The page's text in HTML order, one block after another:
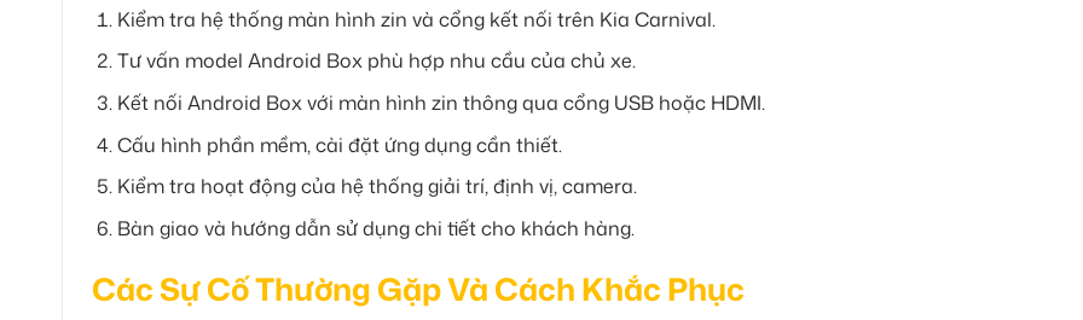
Kiểm tra hệ thống màn hình zin và cổng kết nối trên Kia Carnival.
Tư vấn model Android Box phù hợp nhu cầu của chủ xe.
Kết nối Android Box với màn hình zin thông qua cổng USB hoặc HDMI.
Cấu hình phần mềm, cài đặt ứng dụng cần thiết.
Kiểm tra hoạt động của hệ thống giải trí, định vị, camera.
Bàn giao và hướng dẫn sử dụng chi tiết cho khách hàng.
Các Sự Cố Thường Gặp Và Cách Khắc Phục